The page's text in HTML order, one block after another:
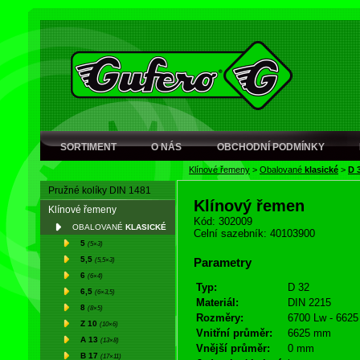
SORTIMENT O NÁS OBCHODNÍ PODMÍNKY
Klínové řemeny > Obalované klasické > D
Pružné kolíky DIN 1481
Klínové řemeny
OBALOVANÉ KLASICKÉ
5 (5×3)
5,5 (5,5×3)
6 (6×4)
6,5 (6×3,5)
8 (8×5)
Z 10 (10×6)
A 13 (13×8)
B 17 (17×11)
Klínový řemen
Kód: 302009
Celní sazebník: 40103900
Parametry
Typ:
D 32
Materiál:
DIN 2215
Rozměry:
6700 Lw -
Vnitřní průměr:
6625 mm
Vnější průměr:
0 mm